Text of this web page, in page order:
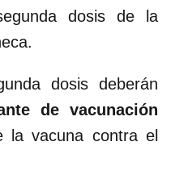
dosis de la
dosis deberán
de vacunación
la vacuna contra el